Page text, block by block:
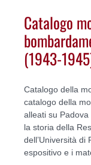
Catalogo
(1943-
Catalogo della
catalogo della
alleati su
la storia della
dell’Università
espositivo e i